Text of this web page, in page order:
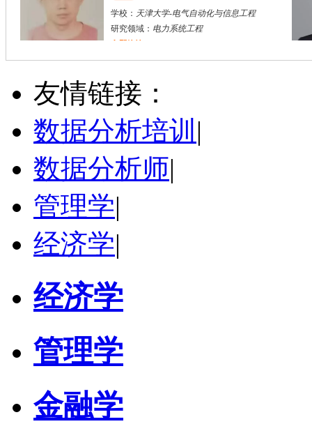
学校： 天津大学-电气自动化与信息工程
研究领域： 电力系统工程
立即咨询
李宾 广州市
硕导
学校：广东南华工商职业学院
立即咨询
友情链接：
数据分析培训 |
数据分析师|
管理学|
经济学|
经济学
管理学
金融学